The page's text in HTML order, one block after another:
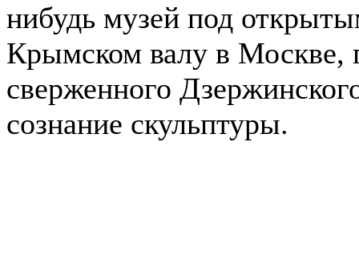
нибудь музей под
Крымском валу в Москве,
сверженного
сознание скульптуры.